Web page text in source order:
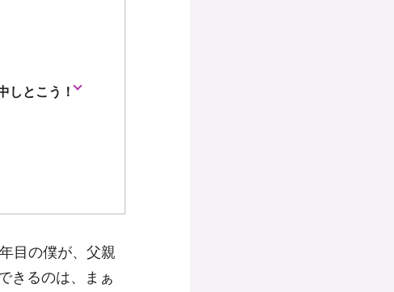
しとこう！
目の僕が、父親
きるのは、まぁ